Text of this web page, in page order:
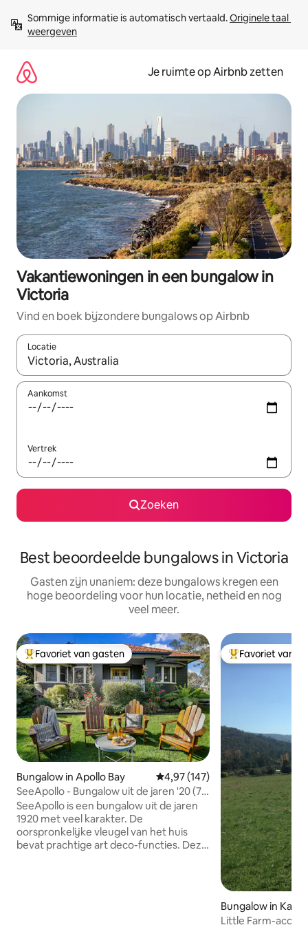
direct
naar
Sommige informatie is automatisch vertaald. Originele taal
weergeven
Je ruimte op Airbnb zetten
Vakantiewoningen in een bungalow in
Victoria
Vind en boek bijzondere bungalows op Airbnb
Locatie
Wanneer er suggesties beschikbaar zijn, maak je een keuze
Aankomst
Vertrek
Zoeken
Best beoordeelde bungalows in Victoria
Gasten zijn unaniem: deze bungalows kregen een
hoge beoordeling voor hun locatie, netheid en nog
veel meer.
Topfavoriet van gasten
Favoriet van gasten
Bungalow in Apollo Bay Gemiddelde beoordeling van
4,97 (147)
SeeApollo - Bungalow uit de jaren '20 (7
slaapkamers)
SeeApollo is een bungalow uit de jaren
1920 met veel karakter. De
oorspronkelijke vleugel van het huis
bevat prachtige art deco-functies. Deze
Topfavoriet van
Favoriet van
Bungalow in
Little Farm-